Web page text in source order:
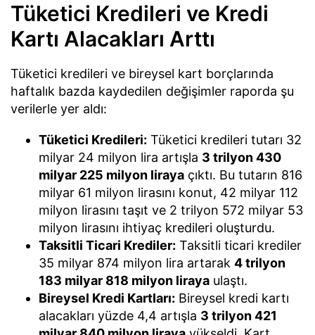
Tüketici Kredileri ve Kredi
Kartı Alacakları Arttı
Tüketici kredileri ve bireysel kart borçlarında
haftalık bazda kaydedilen değişimler raporda şu
verilerle yer aldı:
Tüketici Kredileri: Tüketici kredileri tutarı 32
milyar 24 milyon lira artışla 3 trilyon 430
milyar 225 milyon liraya çıktı. Bu tutarın 816
milyar 61 milyon lirasını konut, 42 milyar 112
milyon lirasını taşıt ve 2 trilyon 572 milyar 53
milyon lirasını ihtiyaç kredileri oluşturdu.
Taksitli Ticari Krediler: Taksitli ticari krediler
35 milyar 874 milyon lira artarak 4 trilyon
183 milyar 818 milyon liraya ulaştı.
Bireysel Kredi Kartları: Bireysel kredi kartı
alacakları yüzde 4,4 artışla 3 trilyon 421